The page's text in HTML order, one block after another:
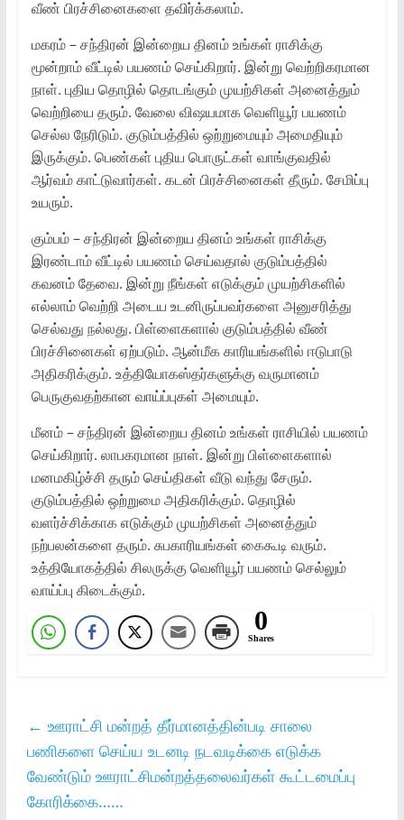
வீண் பிரச்சினைகளை தவிர்க்கலாம்.
மகரம் – சந்திரன் இன்றைய தினம் உங்கள் ராசிக்கு
மூன்றாம் வீட்டில் பயணம் செய்கிறார். இன்று வெற்றிகரமான
நாள். புதிய தொழில் தொடங்கும் முயற்சிகள் அனைத்தும்
வெற்றியை தரும். வேலை விஷயமாக வெளியூர் பயணம்
செல்ல நேரிடும். குடும்பத்தில் ஒற்றுமையும் அமைதியும்
இருக்கும். பெண்கள் புதிய பொருட்கள் வாங்குவதில்
ஆர்வம் காட்டுவார்கள். கடன் பிரச்சினைகள் தீரும். சேமிப்பு
உயரும்.
கும்பம் – சந்திரன் இன்றைய தினம் உங்கள் ராசிக்கு
இரண்டாம் வீட்டில் பயணம் செய்வதால் குடும்பத்தில்
கவனம் தேவை. இன்று நீங்கள் எடுக்கும் முயற்சிகளில்
எல்லாம் வெற்றி அடைய உடனிருப்பவர்களை அனுசரித்து
செல்வது நல்லது. பிள்ளைகளால் குடும்பத்தில் வீண்
பிரச்சினைகள் ஏற்படும். ஆன்மீக காரியங்களில் ஈடுபாடு
அதிகரிக்கும். உத்தியோகஸ்தர்களுக்கு வருமானம்
பெருகுவதற்கான வாய்ப்புகள் அமையும்.
மீனம் – சந்திரன் இன்றைய தினம் உங்கள் ராசியில் பயணம்
செய்கிறார். லாபகரமான நாள். இன்று பிள்ளைகளால்
மனமகிழ்ச்சி தரும் செய்திகள் வீடு வந்து சேரும்.
குடும்பத்தில் ஒற்றுமை அதிகரிக்கும். தொழில்
வளர்ச்சிக்காக எடுக்கும் முயற்சிகள் அனைத்தும்
நற்பலன்களை தரும். சுபகாரியங்கள் கைகூடி வரும்.
உத்தியோகத்தில் சிலருக்கு வெளியூர் பயணம் செல்லும்
வாய்ப்பு கிடைக்கும்.
0
Shares
← ஊராட்சி மன்றத் தீர்மானத்தின்படி சாலை
பணிகளை செய்ய உடனடி நடவடிக்கை எடுக்க
வேண்டும் ஊராட்சிமன்றத்தலைவர்கள் கூட்டமைப்பு
கோரிக்கை……